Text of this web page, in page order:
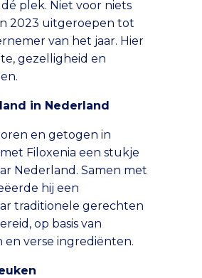
plek. Niet voor niets
2023 uitgeroepen tot
van het jaar. Hier
gezelligheid en
in Nederland
en getogen in
Filoxenia een stukje
Nederland. Samen met
hij een
traditionele gerechten
op basis van
verse ingrediënten.